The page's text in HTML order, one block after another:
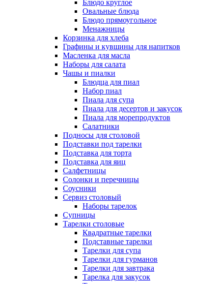
Блюдо круглое
Овальные блюда
Блюдо прямоугольное
Менажницы
Корзинка для хлеба
Графины и кувшины для напитков
Масленка для масла
Наборы для салата
Чашы и пиалки
Блюдца для пиал
Набор пиал
Пиала для супа
Пиала для десертов и закусок
Пиала для морепродуктов
Салатники
Подносы для столовой
Подставки под тарелки
Подставка для торта
Подставка для яиц
Салфетницы
Солонки и перечницы
Соусники
Сервиз столовый
Наборы тарелок
Супницы
Тарелки столовые
Квадратные тарелки
Подставные тарелки
Тарелки для супа
Тарелки для гурманов
Тарелки для завтрака
Тарелка для закусок